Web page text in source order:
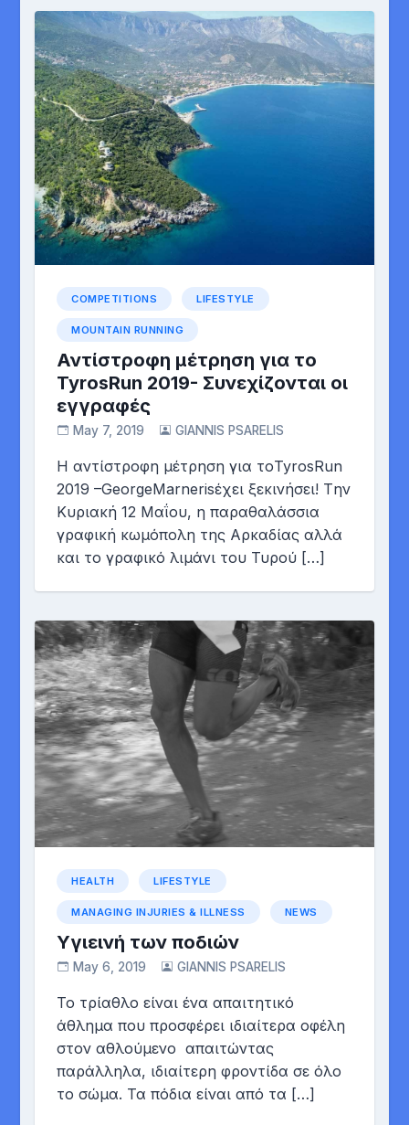
COMPETITIONS LIFESTYLE
MOUNTAIN RUNNING
Αντίστροφη μέτρηση για το
TyrosRun 2019- Συνεχίζονται οι
εγγραφές
May 7, 2019 GIANNIS PSARELIS
Η αντίστροφη μέτρηση για τοTyrosRun
2019 –GeorgeMarnerisέχει ξεκινήσει! Tην
Κυριακή 12 Μαΐου, η παραθαλάσσια
γραφική κωμόπολη της Αρκαδίας αλλά
και το γραφικό λιμάνι του Τυρού […]
HEALTH LIFESTYLE
MANAGING INJURIES & ILLNESS NEWS
Υγιεινή των ποδιών
May 6, 2019 GIANNIS PSARELIS
Το τρίαθλο είναι ένα απαιτητικό
άθλημα που προσφέρει ιδιαίτερα οφέλη
στον αθλούμενο απαιτώντας
παράλληλα, ιδιαίτερη φροντίδα σε όλο
το σώμα. Τα πόδια είναι από τα […]